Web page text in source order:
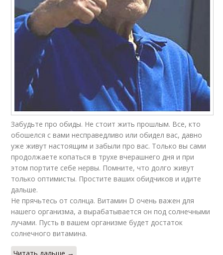
Забудьте про обиды. Не стоит жить прошлым. Все, кто
обошелся с вами несправедливо или обидел вас, давно
уже живут настоящим и забыли про вас. Только вы сами
продолжаете копаться в трухе вчерашнего дня и при
этом портите себе нервы. Помните, что долго живут
только оптимисты. Простите ваших обидчиков и идите
дальше.
Не прячьтесь от солнца. Витамин D очень важен для
нашего организма, а вырабатывается он под солнечными
лучами. Пусть в вашем организме будет достаток
солнечного витамина.